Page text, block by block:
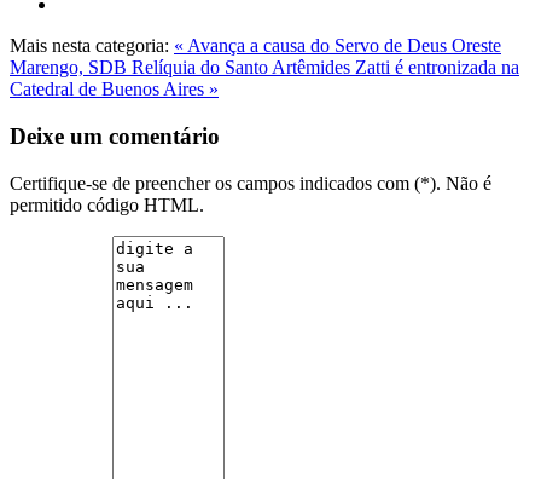
Mais nesta categoria: « Avança a causa do Servo de Deus Oreste
Marengo, SDB Relíquia do Santo Artêmides Zatti é entronizada na
Catedral de Buenos Aires »
Deixe um comentário
Certifique-se de preencher os campos indicados com (*). Não é
permitido código HTML.